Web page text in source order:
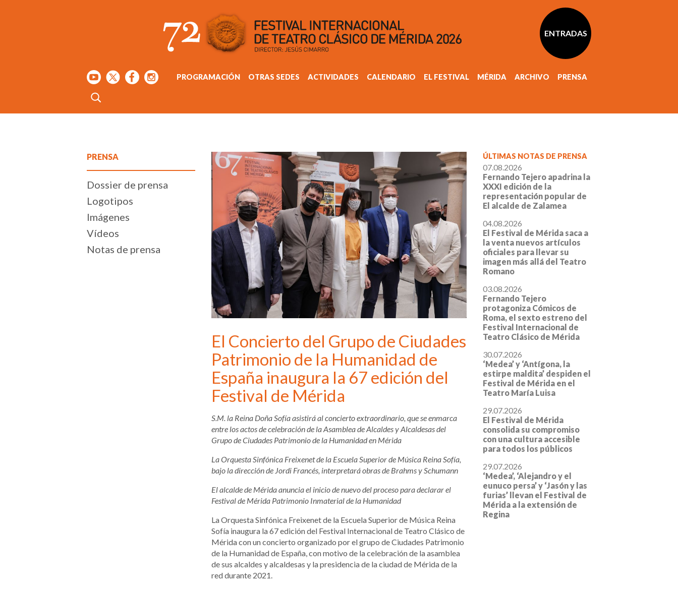
ENTRADAS
PROGRAMACIÓN OTRAS SEDES ACTIVIDADES CALENDARIO EL FESTIVAL MÉRIDA ARCHIVO PRENSA
PRENSA
Dossier de prensa
Logotipos
Imágenes
Vídeos
Notas de prensa
El Concierto del Grupo de Ciudades
Patrimonio de la Humanidad de
España inaugura la 67 edición del
Festival de Mérida
S.M. la Reina Doña Sofía asistirá al concierto extraordinario, que se enmarca
entre los actos de celebración de la Asamblea de Alcaldes y Alcaldesas del
Grupo de Ciudades Patrimonio de la Humanidad en Mérida
La Orquesta Sinfónica Freixenet de la Escuela Superior de Música Reina Sofía,
bajo la dirección de Jordi Francés, interpretará obras de Brahms y Schumann
El alcalde de Mérida anuncia el inicio de nuevo del proceso para declarar el
Festival de Mérida Patrimonio Inmaterial de la Humanidad
La Orquesta Sinfónica Freixenet de la Escuela Superior de Música Reina
Sofía inaugura la 67 edición del Festival Internacional de Teatro Clásico de
Mérida con un concierto organizado por el grupo de Ciudades Patrimonio
de la Humanidad de España, con motivo de la celebración de la asamblea
de sus alcaldes y alcaldesas y la presidencia de la ciudad de Mérida de la
red durante 2021.
ÚLTIMAS NOTAS DE PRENSA
07.08.2026
Fernando Tejero apadrina la
XXXI edición de la
representación popular de
El alcalde de Zalamea
04.08.2026
El Festival de Mérida saca a
la venta nuevos artículos
oficiales para llevar su
imagen más allá del Teatro
Romano
03.08.2026
Fernando Tejero
protagoniza Cómicos de
Roma, el sexto estreno del
Festival Internacional de
Teatro Clásico de Mérida
30.07.2026
‘Medea’ y ‘Antígona, la
estirpe maldita’ despiden el
Festival de Mérida en el
Teatro María Luisa
29.07.2026
El Festival de Mérida
consolida su compromiso
con una cultura accesible
para todos los públicos
29.07.2026
‘Medea’, ‘Alejandro y el
eunuco persa’ y ‘Jasón y las
furias’ llevan el Festival de
Mérida a la extensión de
Regina